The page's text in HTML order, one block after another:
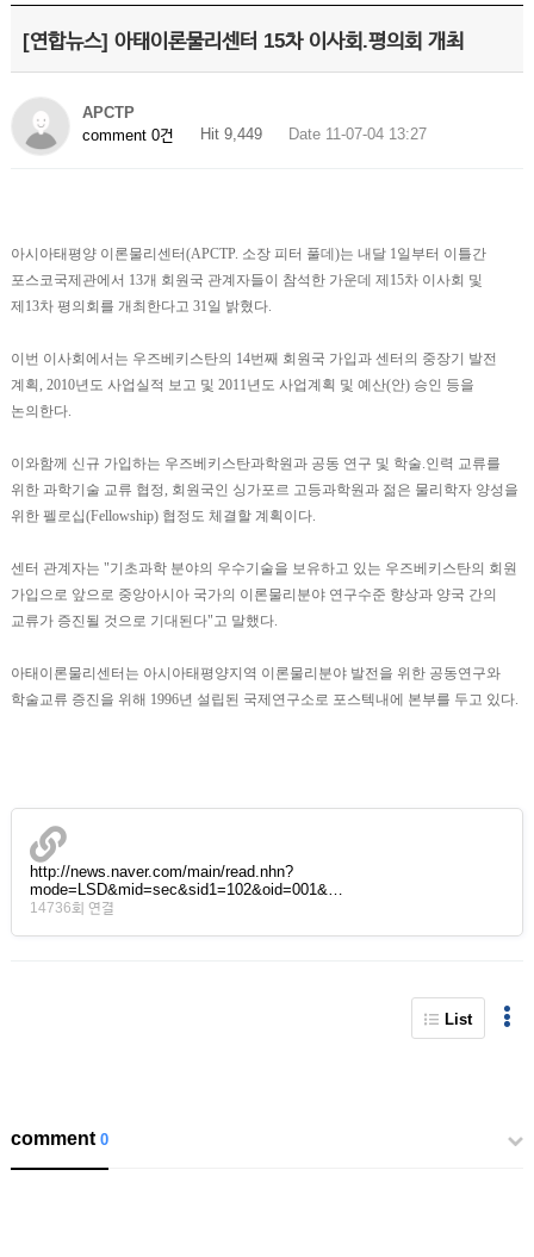
[연합뉴스] 아태이론물리센터 15차 이사회.평의회 개최
APCTP
comment 0건
Hit 9,449 Date 11-07-04 13:27
아시아태평양 이론물리센터(APCTP. 소장 피터 풀데)는 내달 1일부터 이틀간
포스코국제관에서 13개 회원국 관계자들이 참석한 가운데 제15차 이사회 및
제13차 평의회를 개최한다고 31일 밝혔다.
이번 이사회에서는 우즈베키스탄의 14번째 회원국 가입과 센터의 중장기 발전
계획, 2010년도 사업실적 보고 및 2011년도 사업계획 및 예산(안) 승인 등을
논의한다.
이와함께 신규 가입하는 우즈베키스탄과학원과 공동 연구 및 학술.인력 교류를
위한 과학기술 교류 협정, 회원국인 싱가포르 고등과학원과 젊은 물리학자 양성을
위한 펠로십(Fellowship) 협정도 체결할 계획이다.
센터 관계자는 "기초과학 분야의 우수기술을 보유하고 있는 우즈베키스탄의 회원
가입으로 앞으로 중앙아시아 국가의 이론물리분야 연구수준 향상과 양국 간의
교류가 증진될 것으로 기대된다"고 말했다.
아태이론물리센터는 아시아태평양지역 이론물리분야 발전을 위한 공동연구와
학술교류 증진을 위해 1996년 설립된 국제연구소로 포스텍내에 본부를 두고 있다.
http://news.naver.com/main/read.nhn?
mode=LSD&mid=sec&sid1=102&oid=001&…
14736회 연결
List
comment0